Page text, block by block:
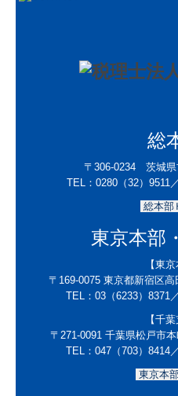
総
〒306-0234 茨城県
TEL： 0280（32）9511／
総本
東京本部
【東京
〒169-0075 東京都新宿区高
TEL： 03（6233）8371
【千葉
〒271-0091 千葉県松戸市
TEL：047（703）8414／
東京本